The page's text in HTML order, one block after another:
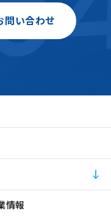
問い合わせ
情報